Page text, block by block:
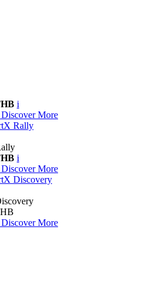
i
Discover More
Rally
i
Discover More
Discovery
Discover More